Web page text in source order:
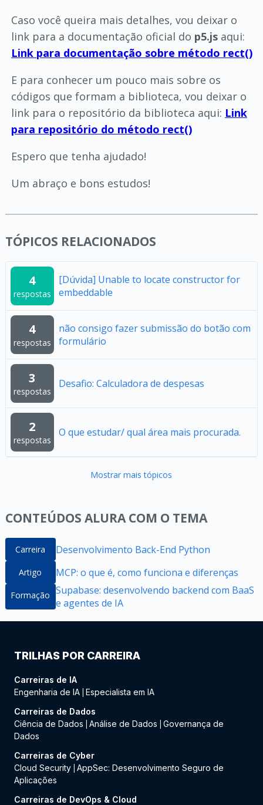
Caso você queira mais detalhes, vou deixar o
link para a documentação oficial do p5.jsaqui:
Link para documentação sobre método rect()
E para conhecer um pouco mais sobre os
códigos que formam a biblioteca, vou deixar o
link para o repositório da biblioteca aqui: Link
para repositório do método rect()
Espero que tenha ajudado!
Um abraço e bons estudos!
TÓPICOS RELACIONADOS
4
respostas
[Dúvida] Unable to locate constructor for
embeddable
4
respostas
não consigo fazer submissão do botão com
formulário
3
respostas
Desafio: Calculadora de despesas
2
respostas
O que estudar/ qual área mais procurada.
Mostrar mais tópicos
CONTEÚDOS ALURA COM O TEMA
Carreira Desenvolvimento Back-End Python
Artigo MCP: o que é, como funciona e diferenças
Formação Supabase: desenvolvendo backend com BaaS
e agentes de IA
TRILHAS POR CARREIRA
Carreiras de IA
Engenharia de IA Especialista em IA
Carreiras de Dados
Ciência de Dados
Análise de Dados
Governança de
Dados
Carreiras de Cyber
Cloud Security AppSec: Desenvolvimento Seguro de
Aplicações
Carreiras de DevOps & Cloud